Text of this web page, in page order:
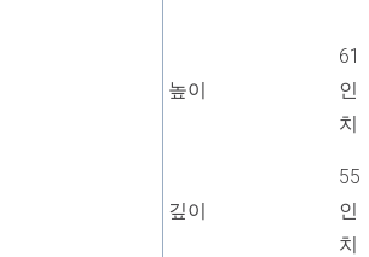
높이
61
인
치
깊이
55
인
치